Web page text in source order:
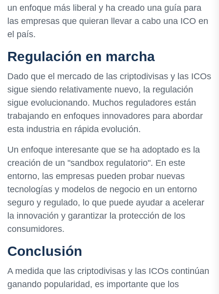
un enfoque más liberal y ha creado una guía para
las empresas que quieran llevar a cabo una ICO en
el país.
Regulación en marcha
Dado que el mercado de las criptodivisas y las ICOs
sigue siendo relativamente nuevo, la regulación
sigue evolucionando. Muchos reguladores están
trabajando en enfoques innovadores para abordar
esta industria en rápida evolución.
Un enfoque interesante que se ha adoptado es la
creación de un "sandbox regulatorio". En este
entorno, las empresas pueden probar nuevas
tecnologías y modelos de negocio en un entorno
seguro y regulado, lo que puede ayudar a acelerar
la innovación y garantizar la protección de los
consumidores.
Conclusión
A medida que las criptodivisas y las ICOs continúan
ganando popularidad, es importante que los